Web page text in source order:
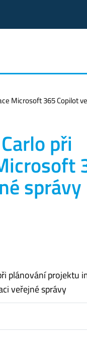
Microsoft 365 Copilot
při
správy
plánování projektu
veřejné správy